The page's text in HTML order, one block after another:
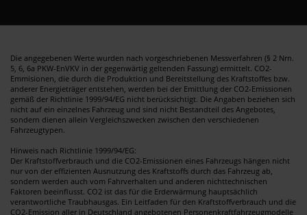
Die angegebenen Werte wurden nach vorgeschriebenen Messverfahren (§ 2 Nrn.
5, 6, 6a PKW-EnVKV in der gegenwärtig geltenden Fassung) ermittelt. CO2-
Emmisionen, die durch die Produktion und Bereitstellung des Kraftstoffes bzw.
anderer Energieträger entstehen, werden bei der Emittlung der CO2-Emissionen
gemäß der Richtlinie 1999/94/EG nicht berücksichtigt. Die Angaben beziehen sich
nicht auf ein einzelnes Fahrzeug und sind nicht Bestandteil des Angebotes,
sondern dienen allein Vergleichszwecken zwischen den verschiedenen
Fahrzeugtypen.
Hinweis nach Richtlinie 1999/94/EG:
Der Kraftstoffverbrauch und die CO2-Emissionen eines Fahrzeugs hängen nicht
nur von der effizienten Ausnutzung des Kraftstoffs durch das Fahrzeug ab,
sondern werden auch vom Fahrverhalten und anderen nichttechnischen
Faktoren beeinflusst. CO2 ist das für die Erderwärmung hauptsächlich
verantwortliche Traubhausgas. Ein Leitfaden für den Kraftstoffverbrauch und die
CO2-Emission aller in Deutschland angebotenen Personenkraftfahrzeugmodelle